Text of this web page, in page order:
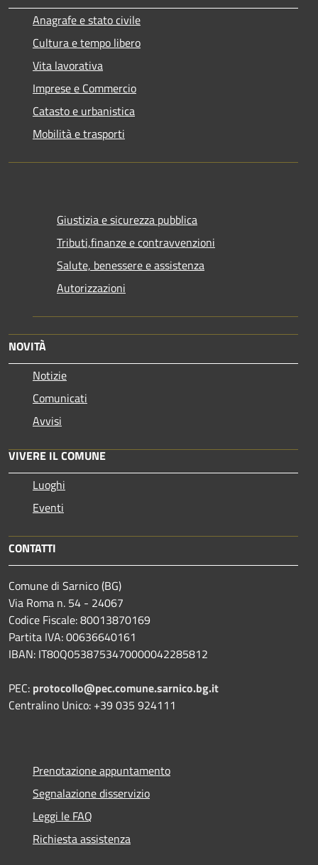
Anagrafe e stato civile
Cultura e tempo libero
Vita lavorativa
Imprese e Commercio
Catasto e urbanistica
Mobilità e trasporti
Giustizia e sicurezza pubblica
Tributi,finanze e contravvenzioni
Salute, benessere e assistenza
Autorizzazioni
NOVITÀ
Notizie
Comunicati
Avvisi
VIVERE IL COMUNE
Luoghi
Eventi
CONTATTI
Comune di Sarnico (BG)
Via Roma n. 54 - 24067
Codice Fiscale: 80013870169
Partita IVA: 00636640161
IBAN: IT80Q0538753470000042285812
PEC: protocollo@pec.comune.sarnico.bg.it
Centralino Unico: +39 035 924111
Prenotazione appuntamento
Segnalazione disservizio
Leggi le FAQ
Richiesta assistenza